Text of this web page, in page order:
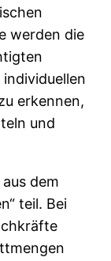
werden die
erkennen,
und
dem
teil. Bei